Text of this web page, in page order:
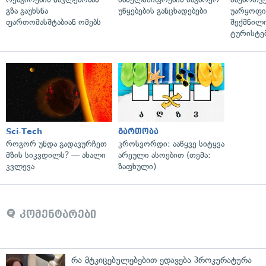
გზა გაუხსნა
ფართომასშტაბიან ომებს
უწყებების განცხადებები
Sci-Tech
როგორ უნდა გადავურჩეთ
მზის სიკვდილს? — ახალი
კვლევა
გართობა
კროსვორდი: ააწყვე სიტყვა
არეული ასოებით (თემა:
ზაფხული)
კომენტარები
რა მტკიცებულებებით ედავება პროკურატურა